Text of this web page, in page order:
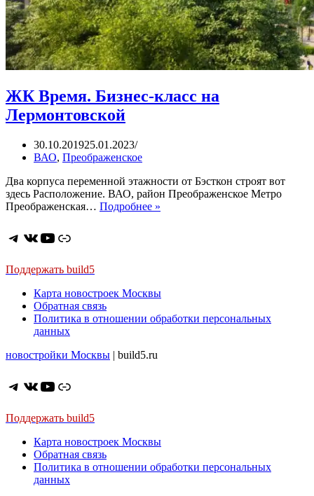
ЖК Время. Бизнес-класс на
Лермонтовской
30.10.201925.01.2023
ВАО, Преображенское
Два корпуса переменной этажности от Бэсткон строят вот
здесь Расположение. ВАО, район Преображенское Метро
Преображенская… Подробнее »
Telegram
ВКонтакте
YouTube
Ссылка
Поддержать build5
Карта новостроек Москвы
Обратная связь
Политика в отношении обработки персональных
данных
новостройки Москвы | build5.ru
Telegram
ВКонтакте
YouTube
Ссылка
Поддержать build5
Карта новостроек Москвы
Обратная связь
Политика в отношении обработки персональных
данных